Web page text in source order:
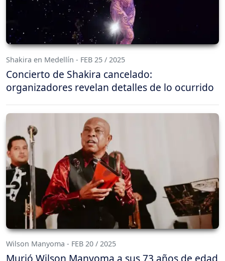
Shakira en Medellín - FEB 25 / 2025
Concierto de Shakira cancelado:
organizadores revelan detalles de lo ocurrido
Wilson Manyoma - FEB 20 / 2025
Murió Wilson Manyoma a sus 73 años de edad